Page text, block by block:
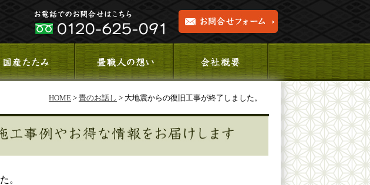
HOME > 畳のお話し > 大地震からの復旧工事が終了しました。
。